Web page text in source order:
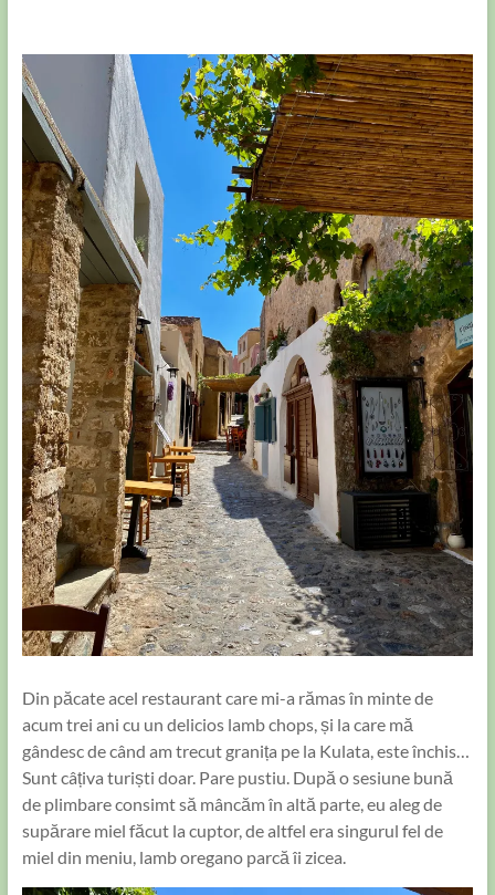
Din păcate acel restaurant care mi-a rămas în minte de
acum trei ani cu un delicios lamb chops, și la care mă
gândesc de când am trecut granița pe la Kulata, este închis…
Sunt câțiva turiști doar. Pare pustiu. După o sesiune bună
de plimbare consimt să mâncăm în altă parte, eu aleg de
supărare miel făcut la cuptor, de altfel era singurul fel de
miel din meniu, lamb oregano parcă îi zicea.